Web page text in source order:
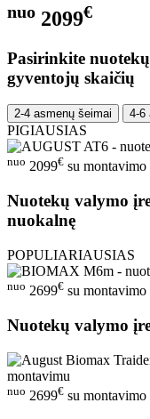
nuo 2099€
Pasirinkite
gyventojų skaičių
2-4 asmenų šeimai 4-6
PIGIAUSIAS
nuo 2099€ su montavimo
Nuotekų valymo
nuokalnę
POPULIARIAUSIAS
nuo 2699€ su montavimo
Nuotekų valymo
nuo 2699€ su montavimo